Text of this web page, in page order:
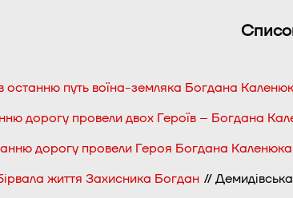
останню путь воїна-земляка Богдана
дорогу провели двох Героїв – Богдана
дорогу провели Героя Богдана Каленюка
життя Захисника Богдан //